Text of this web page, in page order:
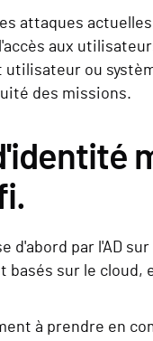
attaques
aux
ou
des missions.
par l'AD
sur le cloud,
à prendre en